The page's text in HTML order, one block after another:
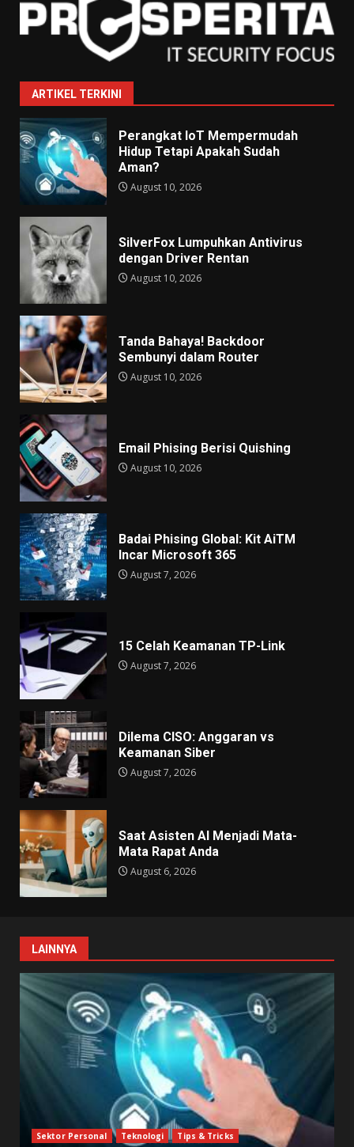
ARTIKEL TERKINI
Perangkat IoT Mempermudah
Hidup Tetapi Apakah Sudah
Aman?
August 10, 2026
SilverFox Lumpuhkan Antivirus
dengan Driver Rentan
August 10, 2026
Tanda Bahaya! Backdoor
Sembunyi dalam Router
August 10, 2026
Email Phising Berisi Quishing
August 10, 2026
Badai Phising Global: Kit AiTM
Incar Microsoft 365
August 7, 2026
15 Celah Keamanan TP-Link
August 7, 2026
Dilema CISO: Anggaran vs
Keamanan Siber
August 7, 2026
Saat Asisten AI Menjadi Mata-
Mata Rapat Anda
August 6, 2026
LAINNYA
Sektor Personal Teknologi Tips & Tricks